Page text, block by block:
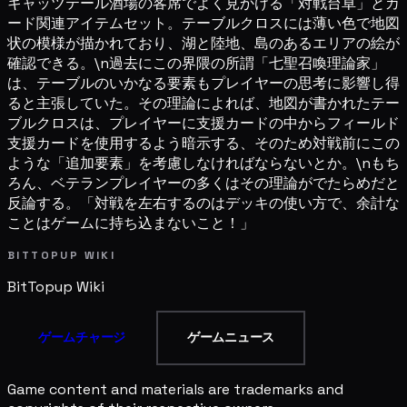
ード関連アイテムセット。テーブルクロスには薄い色で地図
状の模様が描かれており、湖と陸地、島のあるエリアの絵が
確認できる。\n過去にこの界隈の所謂「七聖召喚理論家」
は、テーブルのいかなる要素もプレイヤーの思考に影響し得
ると主張していた。その理論によれば、地図が書かれたテー
ブルクロスは、プレイヤーに支援カードの中からフィールド
支援カードを使用するよう暗示する、そのため対戦前にこの
ような「追加要素」を考慮しなければならないとか。\nもち
ろん、ベテランプレイヤーの多くはその理論がでたらめだと
反論する。「対戦を左右するのはデッキの使い方で、余計な
ことはゲームに持ち込まないこと！」
BITTOPUP WIKI
BitTopup Wiki
ゲームチャージ ゲームニュース
Game content and materials are trademarks and